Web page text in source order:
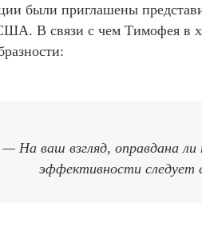
были приглашены
В связи с чем Тимофея в
— На ваш взгляд, оправдана
эффективности следует